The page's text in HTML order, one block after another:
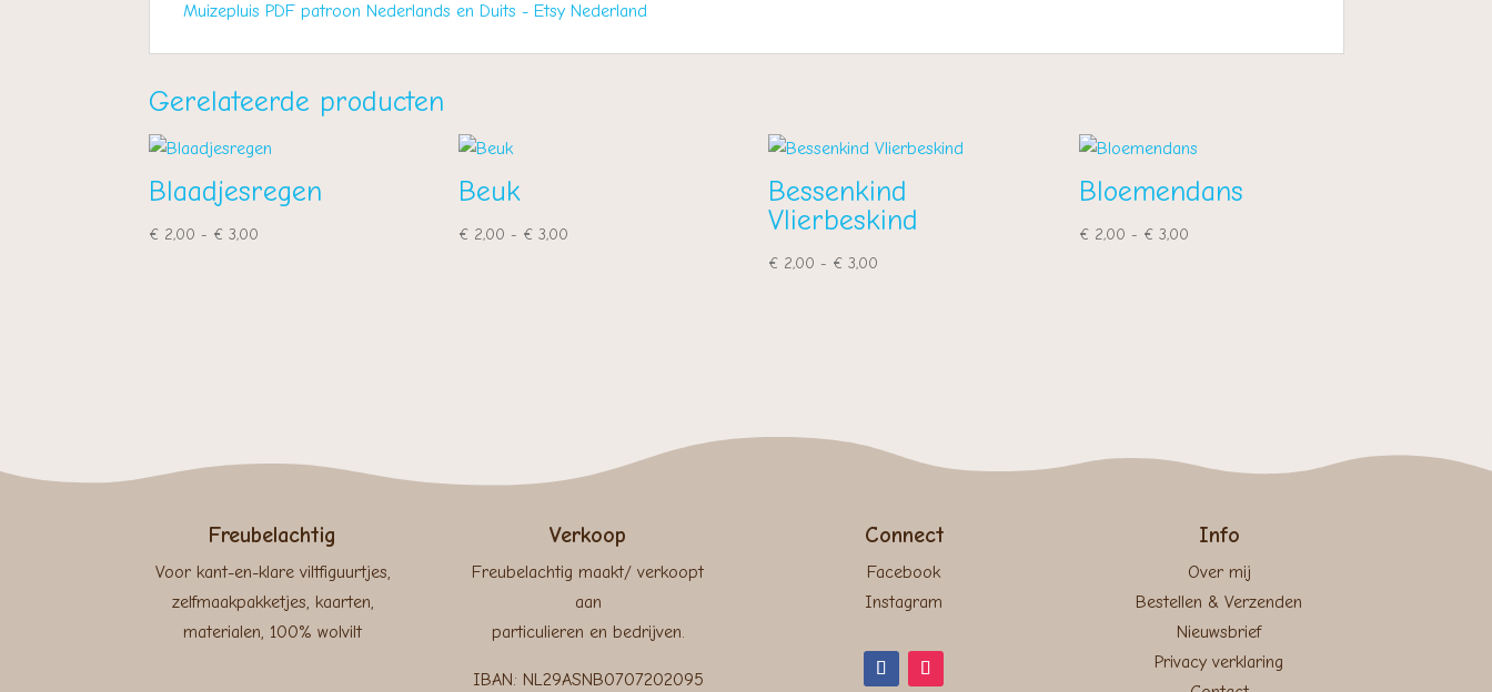
Muizepluis PDF patroon Nederlands en Duits - Etsy Nederland
Gerelateerde producten
Blaadjesregen
€2,00 - €3,00Prijsklasse:
Beuk
€2,00 - €3,00Prijsklasse:
Bessenkind
Vlierbeskind
€ 2,00 - € 3,00
Bloemendans
€2,00 - €3,00Prijsklasse:
Freubelachtig
Voor kant-en-klare viltfiguurtjes,
zelfmaakpakketjes, kaarten,
materialen, 100% wolvilt
Verkoop
Freubelachtig maakt/ verkoopt
aan
particulieren en bedrijven.
IBAN: NL29ASNB0707202095
Connect
Facebook
Instagram
Info
Over mij
Bestellen & Verzenden
Nieuwsbrief
Privacy verklaring